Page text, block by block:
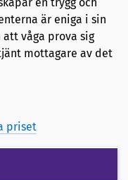
är eniga i sin
våga prova sig
mottagare av det
priset